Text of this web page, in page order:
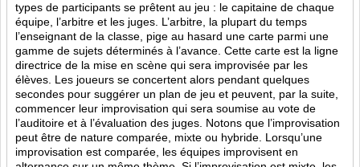
types de participants se prêtent au jeu : le capitaine de chaque
équipe, l’arbitre et les juges. L’arbitre, la plupart du temps
l’enseignant de la classe, pige au hasard une carte parmi une
gamme de sujets déterminés à l’avance. Cette carte est la ligne
directrice de la mise en scène qui sera improvisée par les
élèves. Les joueurs se concertent alors pendant quelques
secondes pour suggérer un plan de jeu et peuvent, par la suite,
commencer leur improvisation qui sera soumise au vote de
l’auditoire et à l’évaluation des juges. Notons que l’improvisation
peut être de nature comparée, mixte ou hybride. Lorsqu’une
improvisation est comparée, les équipes improvisent en